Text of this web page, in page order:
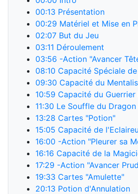
00:13 Présentation
00:29 Matériel et Mise en
02:07 But du Jeu
03:11 Déroulement
03:56 -Action "Avancer
08:10 Capacité Spéciale
09:30 Capacité du
10:59 Capacité du Guerrier
11:30 Le Souffle du
13:28 Cartes "Potion"
15:05 Capacité de
16:00 -Action "Pleurer sa
16:16 Capacité de la
17:29 -Action "Avancer
19:33 Cartes "Amulette"
20:13 Potion d'Annulation